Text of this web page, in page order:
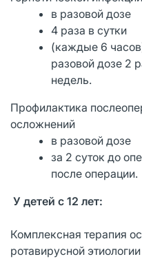
в разовой дозе
4 раза в сутки
(каждые 6
разовой дозе 2
недель.
Профилактика
осложнений
в разовой дозе
за 2 суток до
после операции.
У детей с 12 лет:
Комплексная терапия
ротавирусной этиологии